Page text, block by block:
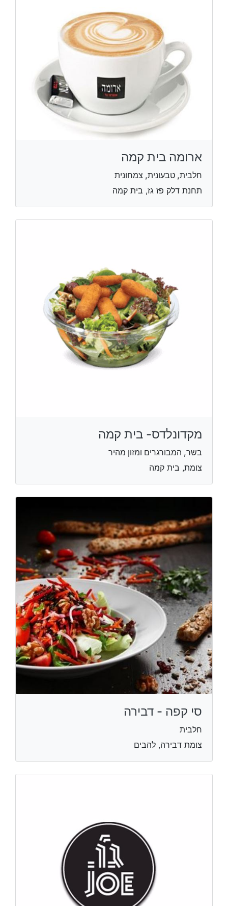
ארומה בית קמה
חלבית, טבעונית, צמחונית
תחנת דלק פז גז, בית קמה
מקדונלדס- בית קמה
בשר, המבורגרים ומזון מהיר
צומת, בית קמה
סי קפה - דבירה
חלבית
צומת דבירה, להבים